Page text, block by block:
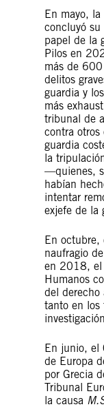
En mayo,
concluyó su
papel de la
Pilos en
más de 600
delitos
guardia y
más
tribunal de
contra otros
guardia
la
—quienes,
habían
intentar
exjefe de la
En octubre,
naufragio
en 2018, el
Humanos
del derecho
tanto en los
En junio, el
de Europa
por Grecia
Tribunal
la causa